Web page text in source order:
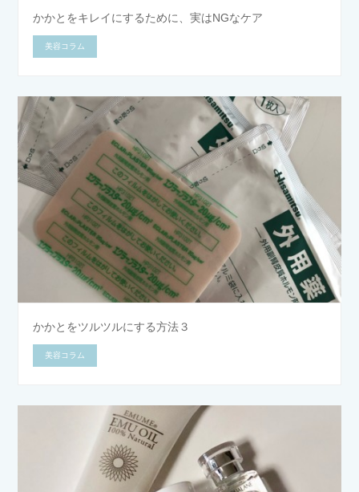
かかとをキレイにするために、実はNGなケア
美容コラム
かかとをツルツルにする方法３
美容コラム